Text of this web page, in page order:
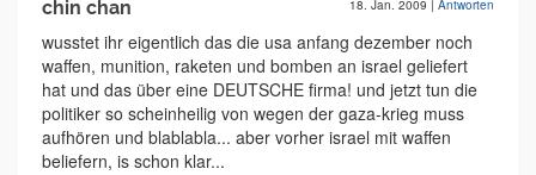
chin chan 18. Jan. 2009 | Antworten
wusstet ihr eigentlich das die usa anfang dezember noch
waffen, munition, raketen und bomben an israel geliefert
hat und das über eine DEUTSCHE firma! und jetzt tun die
politiker so scheinheilig von wegen der gaza-krieg muss
aufhören und blablabla... aber vorher israel mit waffen
beliefern, is schon klar...